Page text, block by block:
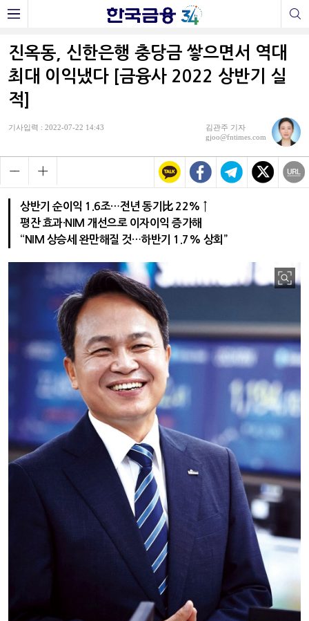
진옥동, 신한은행 충당금 쌓으면서 역대
최대 이익냈다 [금융사 2022 상반기 실
적]
기사입력 : 2022-07-22 14:43
김관주 기자
gjoo@fntimes.com
상반기 순이익 1.6조…전년 동기比 22% ↑
평잔 효과·NIM 개선으로 이자이익 증가해
“NIM 상승세 완만해질 것…하반기 1.7% 상회”